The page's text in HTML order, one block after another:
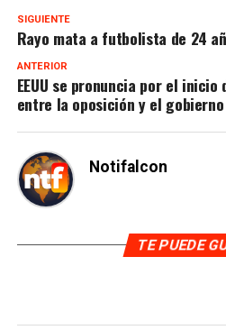
SIGUIENTE
Rayo mata a futbolista de 24
ANTERIOR
EEUU se pronuncia por el
entre la oposición y el
Notifalcon
TE PUEDE